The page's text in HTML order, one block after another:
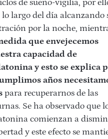
de sueño-vigilia, por
largo del día alcanzando
por la noche,
que envejecemos
capacidad de
y esto se explica
años
para recuperarnos de las
Se ha observado que
comienzan a
y este efecto se